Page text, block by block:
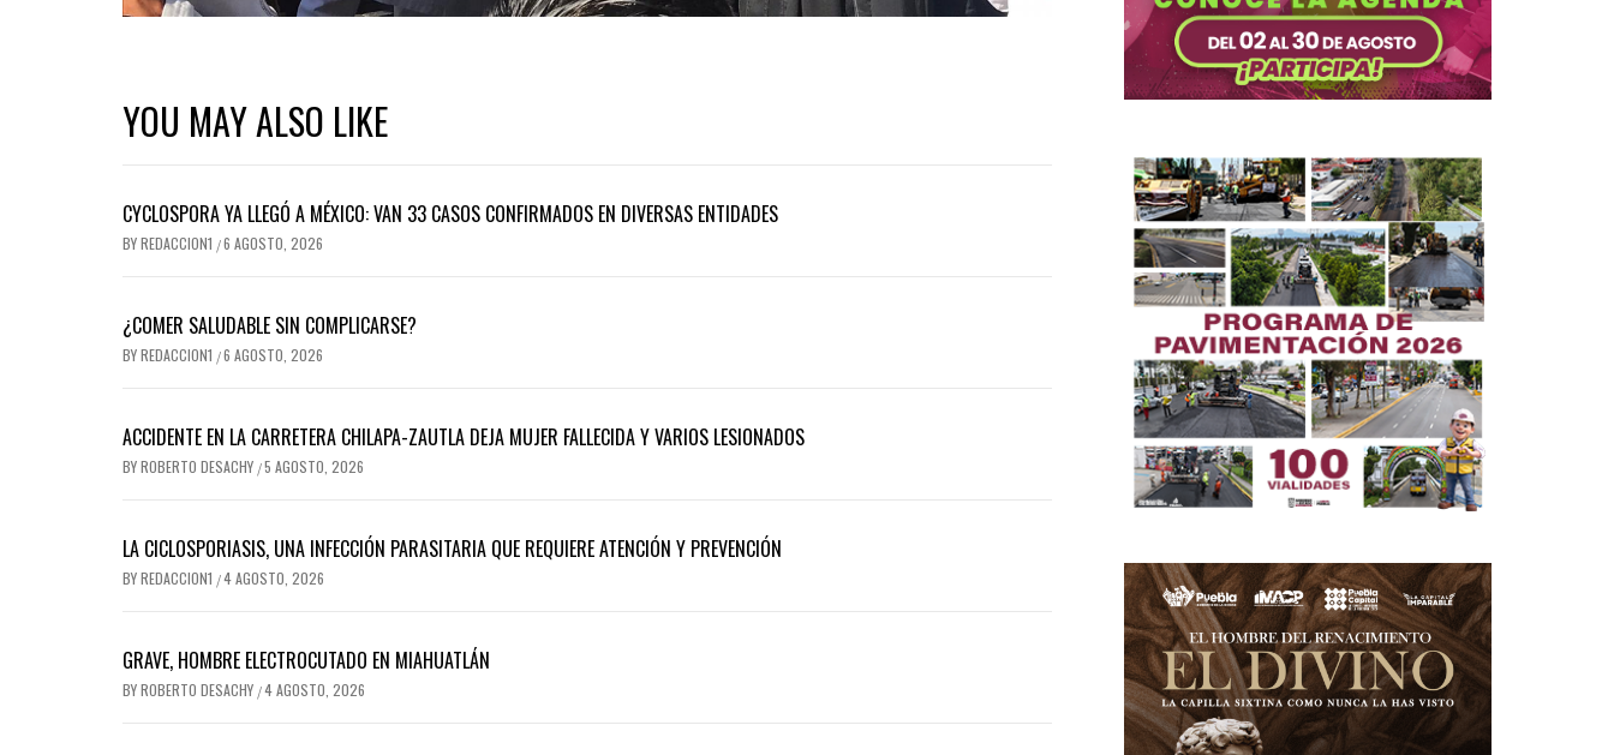
YOU MAY ALSO LIKE
CYCLOSPORA YA LLEGÓ A MÉXICO: VAN 33 CASOS CONFIRMADOS EN DIVERSAS ENTIDADES
BYREDACCION1 /6 AGOSTO, 2026
¿COMER SALUDABLE SIN COMPLICARSE?
BYREDACCION1 /6 AGOSTO, 2026
ACCIDENTE EN LA CARRETERA CHILAPA-ZAUTLA DEJA MUJER FALLECIDA Y VARIOS LESIONADOS
BYROBERTO DESACHY /5 AGOSTO, 2026
LA CICLOSPORIASIS, UNA INFECCIÓN PARASITARIA QUE REQUIERE ATENCIÓN Y PREVENCIÓN
BYREDACCION1 /4 AGOSTO, 2026
GRAVE, HOMBRE ELECTROCUTADO EN MIAHUATLÁN
BYROBERTO DESACHY /4 AGOSTO, 2026